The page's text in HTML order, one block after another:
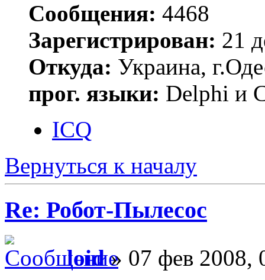
Сообщения: 4468
Зарегистрирован: 21
Откуда: Украина,
прог. языки: Delphi и
ICQ
Вернуться к началу
Re: Робот-Пылесос
loid» 07 фев 2008,